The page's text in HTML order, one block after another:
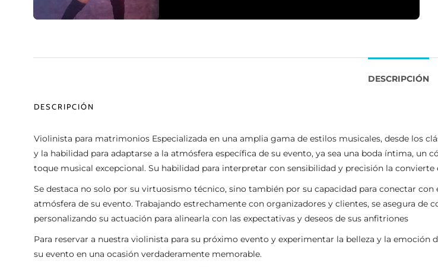
DESCRIPCIÓN
DESCRIPCIÓN
Violinista para matrimonios Especializada en una amplia gama de estilos musicales, desde los
y la habilidad para adaptarse a la atmósfera específica de su evento, ya sea una boda íntima,
toque musical excepcional. Su habilidad para interpretar con sensibilidad y precisión la
Se destaca no solo por su virtuosismo técnico, sino también por su capacidad para conectar
atmósfera de su evento. Trabajando estrechamente con organizadores y clientes, se asegura de
personalizando su actuación para alinearla con las expectativas y deseos de sus anfitriones
Para reservar a nuestra violinista para su próximo evento y experimentar la belleza y la
su evento en una ocasión verdaderamente memorable.